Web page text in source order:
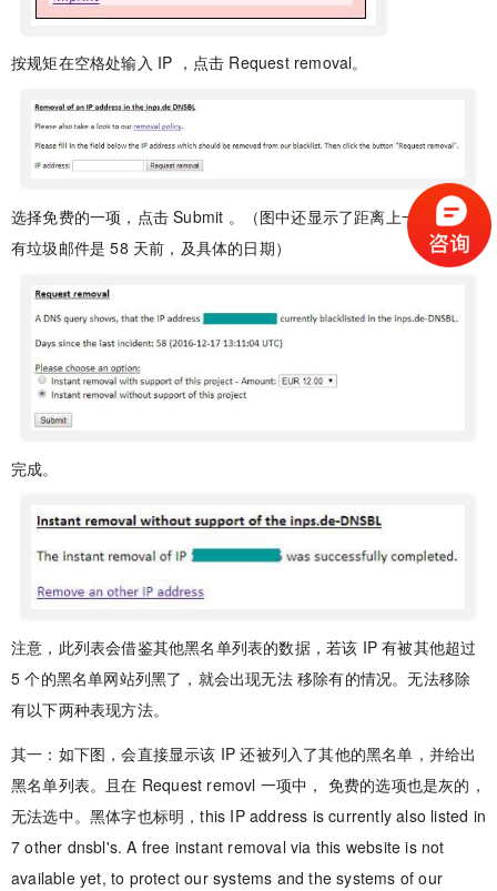
按规矩在空格处输入 IP ，点击 Request removal。
选择免费的一项，点击 Submit 。（图中还显示了距离上一次检测到
有垃圾邮件是 58 天前，及具体的日期）
完成。
注意，此列表会借鉴其他黑名单列表的数据，若该 IP 有被其他超过
5 个的黑名单网站列黑了，就会出现无法 移除有的情况。无法移除
有以下两种表现方法。
其一：如下图，会直接显示该 IP 还被列入了其他的黑名单，并给出
黑名单列表。且在 Request removl 一项中， 免费的选项也是灰的，
无法选中。黑体字也标明，this IP address is currently also listed in
7 other dnsbl's. A free instant removal via this website is not
available yet, to protect our systems and the systems of our